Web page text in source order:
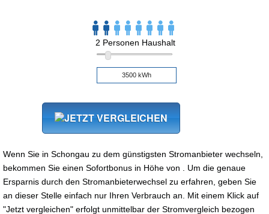
2 Personen Haushalt
Wenn Sie in Schongau zu dem günstigsten Stromanbieter wechseln,
bekommen Sie einen Sofortbonus in Höhe von . Um die genaue
Ersparnis durch den Stromanbieterwechsel zu erfahren, geben Sie
an dieser Stelle einfach nur Ihren Verbrauch an. Mit einem Klick auf
"Jetzt vergleichen" erfolgt unmittelbar der Stromvergleich bezogen